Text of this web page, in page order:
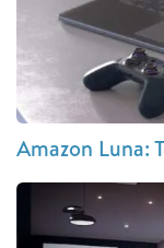
Amazon Luna: